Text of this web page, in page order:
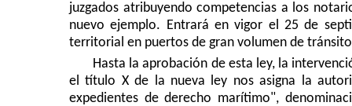
juzgados atribuyendo competencias a los
nuevo ejemplo. Entrará en vigor el 25 de
territorial en puertos de gran volumen de
Hasta la aprobación de esta ley, la
el título X de la nueva ley nos asigna la
expedientes de derecho marítimo",